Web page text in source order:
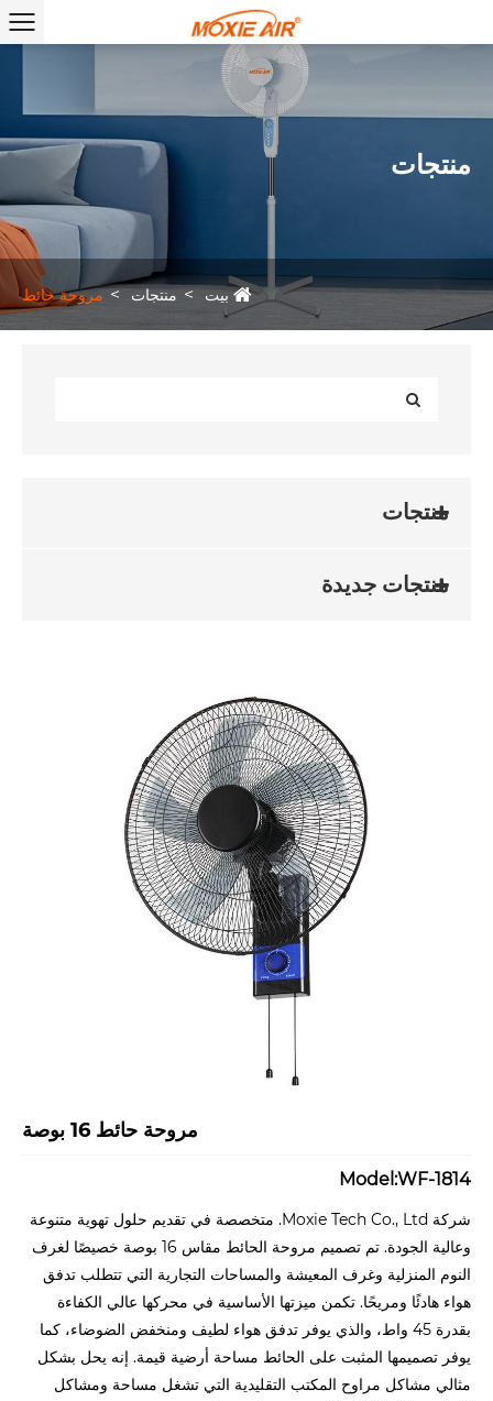
منتجات
بيت منتجات مروحة حائط
منتجات
منتجات جديدة
مروحة حائط 16 بوصة
Model:WF-1814
شركة Moxie Tech Co., Ltd. متخصصة في تقديم حلول تهوية متنوعة
وعالية الجودة. تم تصميم مروحة الحائط مقاس 16 بوصة خصيصًا لغرف
النوم المنزلية وغرف المعيشة والمساحات التجارية التي تتطلب تدفق
هواء هادئًا ومريحًا. تكمن ميزتها الأساسية في محركها عالي الكفاءة
بقدرة 45 واط، والذي يوفر تدفق هواء لطيف ومنخفض الضوضاء، كما
يوفر تصميمها المثبت على الحائط مساحة أرضية قيمة. إنه يحل بشكل
مثالي مشاكل مراوح المكتب التقليدية التي تشغل مساحة ومشاكل